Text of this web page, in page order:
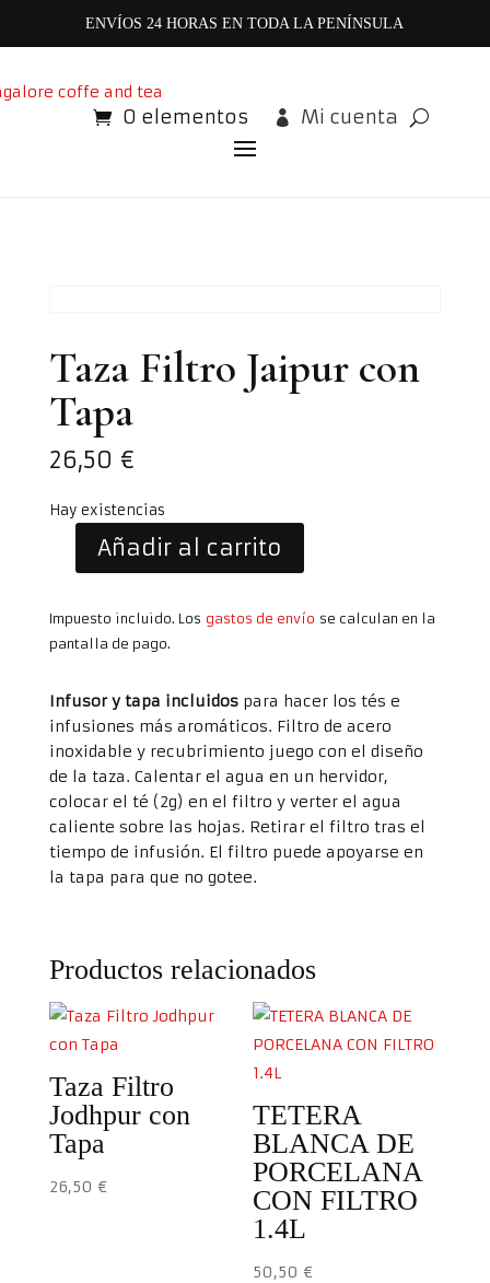
ENVÍOS 24 HORAS EN TODA LA PENÍNSULA
0 elementos Mi cuenta
Taza Filtro Jaipur con
Tapa
26,50 €
Hay existencias
Jaipur
con
Añadir al carrito
Impuesto incluido. Los gastos de envío se calculan en la
pantalla de pago.
Infusor y tapa incluidos para hacer los tés e
infusiones más aromáticos. Filtro de acero
inoxidable y recubrimiento juego con el diseño
de la taza. Calentar el agua en un hervidor,
colocar el té (2g) en el filtro y verter el agua
caliente sobre las hojas. Retirar el filtro tras el
tiempo de infusión. El filtro puede apoyarse en
la tapa para que no gotee.
Productos relacionados
Taza Filtro
Jodhpur con
Tapa
26,50 €
TETERA
BLANCA DE
PORCELANA
CON FILTRO
1.4L
50,50€